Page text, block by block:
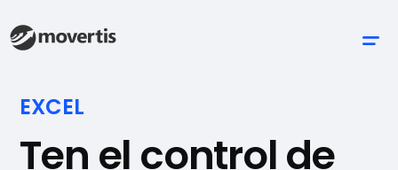
EXCEL
Ten el control de